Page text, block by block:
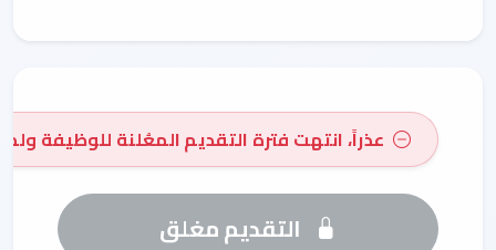
عذراً، انتهت فترة التقديم المعُلنة للوظيفة
التقديم مغلق